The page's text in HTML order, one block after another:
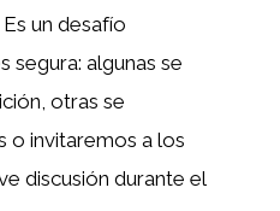
un desafío
segura: algunas se
otras se
o invitaremos a los
discusión durante el